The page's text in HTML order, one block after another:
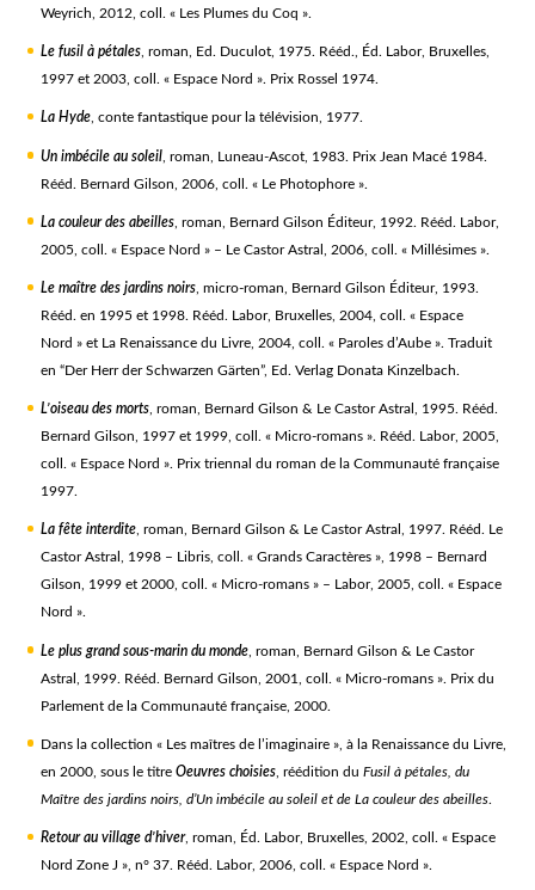
Weyrich, 2012, coll. « Les Plumes du Coq ».
Le fusil à pétales, roman, Ed. Duculot, 1975. Rééd., Éd. Labor, Bruxelles,
1997 et 2003, coll. « Espace Nord ». Prix Rossel 1974.
La Hyde, conte fantastique pour la télévision, 1977.
Un imbécile au soleil, roman, Luneau-Ascot, 1983. Prix Jean Macé 1984.
Rééd. Bernard Gilson, 2006, coll. « Le Photophore ».
La couleur des abeilles, roman, Bernard Gilson Éditeur, 1992. Rééd. Labor,
2005, coll. « Espace Nord » – Le Castor Astral, 2006, coll. « Millésimes ».
Le maître des jardins noirs, micro-roman, Bernard Gilson Éditeur, 1993.
Rééd. en 1995 et 1998. Rééd. Labor, Bruxelles, 2004, coll. « Espace
Nord » et La Renaissance du Livre, 2004, coll. « Paroles d’Aube ». Traduit
en “Der Herr der Schwarzen Gärten”, Ed. Verlag Donata Kinzelbach.
L’oiseau des morts, roman, Bernard Gilson & Le Castor Astral, 1995. Rééd.
Bernard Gilson, 1997 et 1999, coll. « Micro-romans ». Rééd. Labor, 2005,
coll. « Espace Nord ». Prix triennal du roman de la Communauté française
1997.
La fête interdite, roman, Bernard Gilson & Le Castor Astral, 1997. Rééd. Le
Castor Astral, 1998 – Libris, coll. « Grands Caractères », 1998 – Bernard
Gilson, 1999 et 2000, coll. « Micro-romans » – Labor, 2005, coll. « Espace
Nord ».
Le plus grand sous-marin du monde, roman, Bernard Gilson & Le Castor
Astral, 1999. Rééd. Bernard Gilson, 2001, coll. « Micro-romans ». Prix du
Parlement de la Communauté française, 2000.
Dans la collection « Les maîtres de l’imaginaire », à la Renaissance du Livre,
en 2000, sous le titre Oeuvres choisies, réédition du Fusil à pétales, du
Maître des jardins noirs, d’Un imbécile au soleil et de La couleur des abeilles.
Retour au village d’hiver, roman, Éd. Labor, Bruxelles, 2002, coll. « Espace
Nord Zone J », n° 37. Rééd. Labor, 2006, coll. « Espace Nord ».